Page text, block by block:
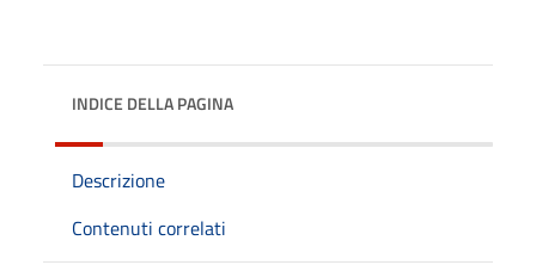
INDICE DELLA PAGINA
Descrizione
Contenuti correlati